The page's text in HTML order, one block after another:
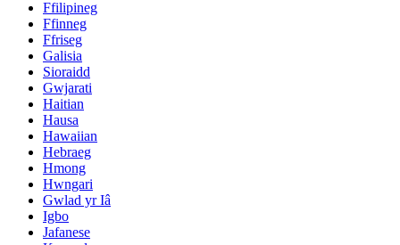
Ffilipineg
Ffinneg
Ffriseg
Galisia
Sioraidd
Gwjarati
Haitian
Hausa
Hawaiian
Hebraeg
Hmong
Hwngari
Gwlad yr Iâ
Igbo
Jafanese